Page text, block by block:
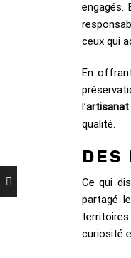
engagés.
ceux qui
En
l’
qualité.
DES
Ce qui
partagé
curiosité